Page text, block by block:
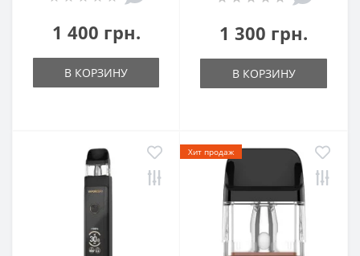
1 400 грн.
В КОРЗИНУ
1 300 грн.
В КОРЗИНУ
Хит продаж